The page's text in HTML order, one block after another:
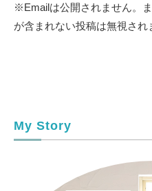
※Emailは公開されません。
が含まれない投稿は無視され
My Story